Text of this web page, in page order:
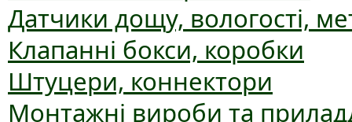
Датчики дощу, вологості,
Клапанні бокси, коробки
Штуцери, коннектори
Монтажні вироби та